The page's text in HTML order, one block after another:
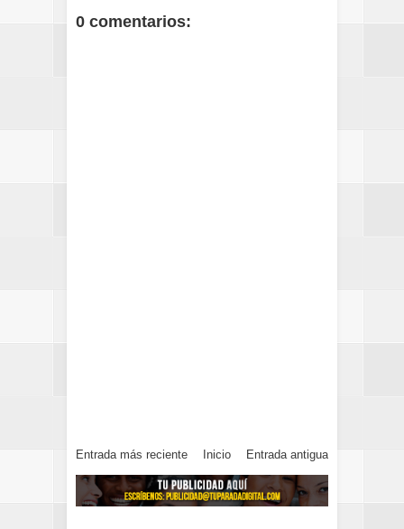
0 comentarios:
Entrada más reciente Entrada antigua
Inicio